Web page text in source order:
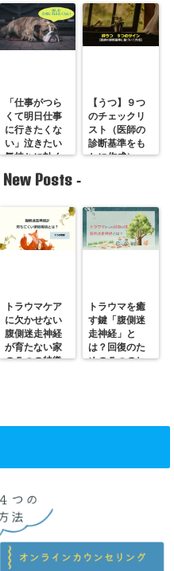
「仕事がつら
くて明日仕事
に行きたくな
い」泣きたい
気持ちに効く
４つのこと
【うつ】９つ
のチェックリ
スト（医師の
診断基準をも
とに作成）
New Posts -
トラウマケア
に欠かせない
腹側迷走神経
が育たない家
の５つの特徴
トラウマを癒
す鍵「腹側迷
走神経」と
は？回復のた
めの５つのヒ